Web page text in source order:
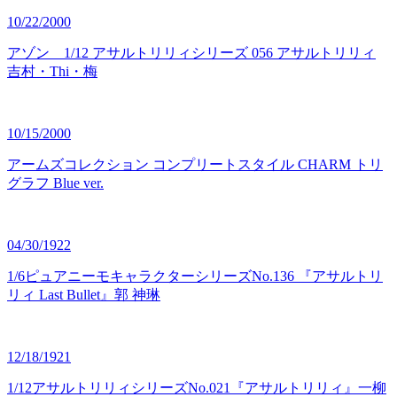
10/22/2000
アゾン 1/12 アサルトリリィシリーズ 056 アサルトリリィ
吉村・Thi・梅
10/15/2000
アームズコレクション コンプリートスタイル CHARM トリ
グラフ Blue ver.
04/30/1922
1/6ピュアニーモキャラクターシリーズNo.136 『アサルトリ
リィ Last Bullet』郭 神琳
12/18/1921
1/12アサルトリリィシリーズNo.021『アサルトリリィ』一柳